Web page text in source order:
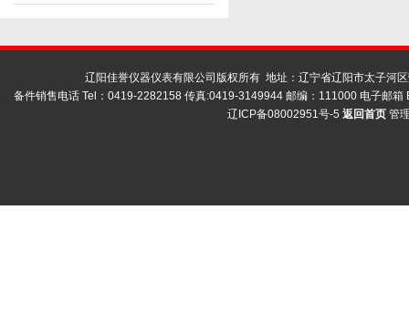
辽阳佳誉仪器仪表有限公司版权所有 地址：辽宁省辽阳市太子河
备件销售电话 Tel：0419-2282158 传真:0419-3149944 邮编：111000 电子邮箱
辽ICP备08002951号-5 返回首页 管